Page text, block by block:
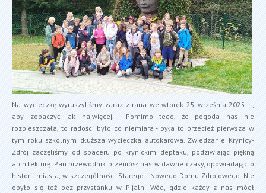
Na wycieczkę wyruszyliśmy zaraz z rana we wtorek 25 września 2025 r.,
aby zobaczyć jak najwięcej. Pomimo tego, że pogoda nas nie
rozpieszczała, to radości było co niemiara - była to przecież pierwsza w
tym roku szkolnym dłuższa wycieczka autokarowa. Zwiedzanie Krynicy-
Zdrój zaczęliśmy od spaceru po krynickim deptaku, podziwiając piękną
architekturę. Pan przewodnik przeniósł nas w dawne czasy, opowiadając o
historii miasta, w szczególności Starego i Nowego Domu Zdrojowego. Nie
obyło się też bez przystanku w Pijalni Wód, gdzie każdy z nas mógł